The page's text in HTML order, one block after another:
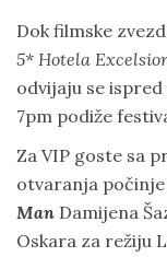
Dok filmske
5* Hotela Excelsior
odvijaju se ispred
7pm podiže
Za VIP goste sa
otvaranja
Man Damijena
Oskara za režiju